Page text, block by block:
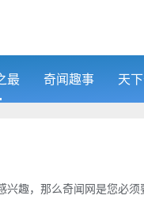
最 奇闻趣事 天
兴趣，那么奇闻网是您必